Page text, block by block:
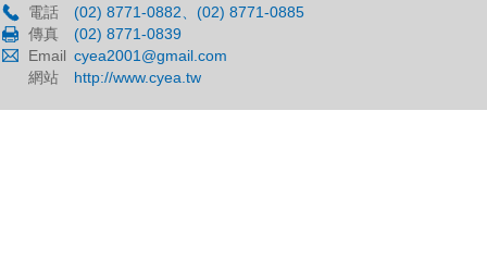
電話
(02) 8771-0882、(02) 8771-0885
傳真
(02) 8771-0839
Email cyea2001@gmail.com
網站
http://www.cyea.tw